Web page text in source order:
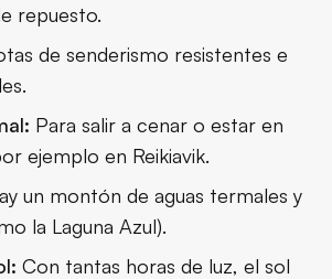
repuesto.
de senderismo resistentes e
Para salir a cenar o estar en
ejemplo en Reikiavik.
un montón de aguas termales y
la Laguna Azul).
Con tantas horas de luz, el sol